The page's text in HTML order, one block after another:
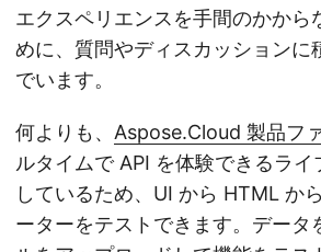
エクスペリエンスを手間のかから
めに、質問やディスカッションに
でいます。
何よりも、 Aspose.Cloud 製品フ
ルタイムで API を体験できるライ
しているため、UI から HTML か
ーターをテストできます。データ